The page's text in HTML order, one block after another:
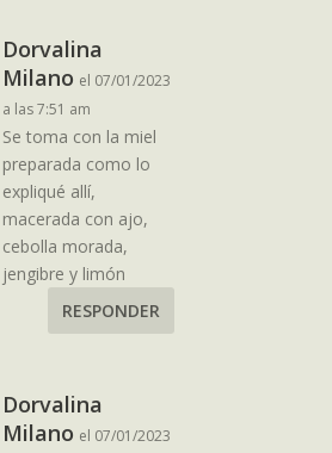
Dorvalina
Milano el 07/01/2023
a las 7:51 am
Se toma con la miel
preparada como lo
expliqué allí,
macerada con ajo,
cebolla morada,
jengibre y limón
RESPONDER
Dorvalina
Milano el 07/01/2023